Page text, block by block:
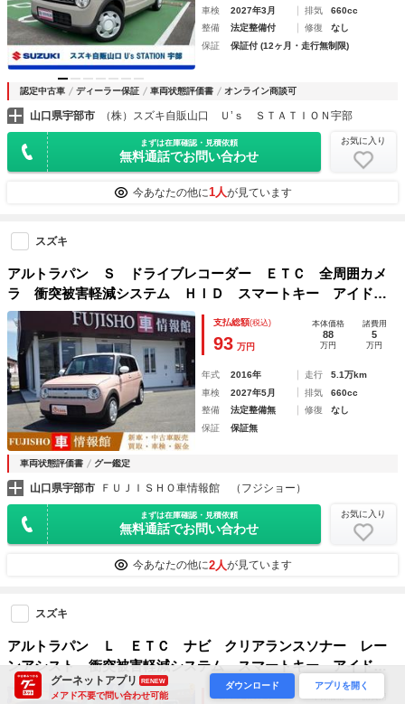
車検
2027年3月 排気
660cc
整備
法定整備付 修復
なし
保証
保証付 (12ヶ月・走行無制限)
認定中古車 ディーラー保証 車両状態評価書 オンライン商談可
山口県宇部市 （株）スズキ自販山口 Ｕ’ｓ ＳＴＡＴＩＯＮ宇部
まずは在庫確認・見積依頼
無料通話でお問い合わせ
お気に入り
今あなたの他に1人が見ています
スズキ
アルトラパン Ｓ ドライブレコーダー ＥＴＣ 全周囲カメ
ラ 衝突被害軽減システム ＨＩＤ スマートキー アイドリ
ングストップ シートヒーター ベンチシート ＣＶＴ 盗難
防止システム ＡＢＳ ＥＳＣ ＣＤ
支払総額(税込)
93 万円
本体価格
88
万円
諸費用
5
万円
年式 2016年 走行
5.1万km
車検
2027年5月 排気
660cc
整備
法定整備無 修復
なし
保証
保証無
車両状態評価書 グー鑑定
山口県宇部市 ＦＵＪＩＳＨＯ車情報館 （フジショー）
まずは在庫確認・見積依頼
無料通話でお問い合わせ
お気に入り
今あなたの他に2人が見ています
スズキ
アルトラパン Ｌ ＥＴＣ ナビ クリアランスソナー レー
ンアシスト 衝突被害軽減システム スマートキー アイドリ
ングストップ 電動格納ミラー ベンチシート ＣＶＴ ＥＳ
諸費用
グーネットアプリ RENEW
メアド不要で問い合わせ可能
ダウンロード アプリを開く